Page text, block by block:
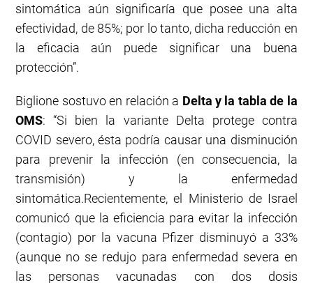
sintomática aún significaría que posee una alta
efectividad, de 85%; por lo tanto, dicha reducción en
la eficacia aún puede significar una buena
protección”.
Biglione sostuvo en relación a Delta y la tabla de la
OMS: “Si bien la variante Delta protege contra
COVID severo, ésta podría causar una disminución
para prevenir la infección (en consecuencia, la
transmisión) y la enfermedad
sintomática.Recientemente, el Ministerio de Israel
comunicó que la eficiencia para evitar la infección
(contagio) por la vacuna Pfizer disminuyó a 33%
(aunque no se redujo para enfermedad severa en
las personas vacunadas con dos dosis